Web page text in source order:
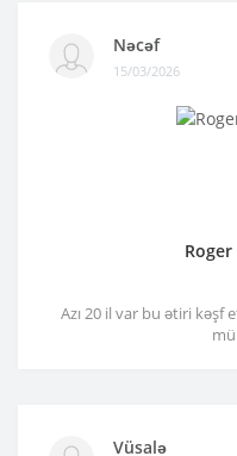
Nəcəf
15/03/2026
Azı 20 il var bu ətiri
Vüsalə